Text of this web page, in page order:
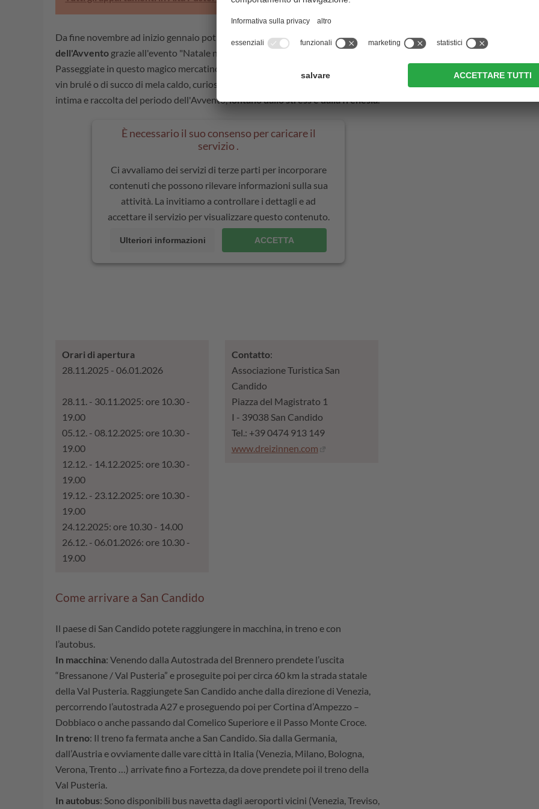
Da fine novembre ad inizio gennaio potrete sentire anche voi il
fascino
dell'Avvento grazie all'evento "Natale nelle Dolomiti" di San Candido.
Passeggiate in questo magico mercatino di Natale con in mano un bicchiere di
vin brulé o di succo di mela caldo, curiosate tra gli stand e godetevi l'atmosfera
intima e raccolta del periodo dell'Avvento,lontano dallo stress e dalla frenesia.
È necessario il suo consenso per caricare il
servizio .
Ci avvaliamo dei servizi di terze parti per incorporare
contenuti che possono rilevare informazioni sulla sua
attività. La invitiamo a controllare i dettagli e ad
accettare il servizio per visualizzare questo contenuto.
Ulteriori informazioni ACCETTA
Orari di apertura
28.11.2025 - 06.01.2026
28.11. - 30.11.2025: ore 10.30 -
19.00
05.12. - 08.12.2025: ore 10.30 -
19.00
12.12. - 14.12.2025: ore 10.30 -
19.00
19.12. - 23.12.2025: ore 10.30 -
19.00
24.12.2025: ore 10.30 - 14.00
26.12. - 06.01.2026: ore 10.30 -
19.00
Contatto:
Associazione Turistica San
Candido
Piazza del Magistrato 1
I - 39038 San Candido
Tel.: +39 0474 913 149
www.dreizinnen.com
Come arrivare a San Candido
Il paese di San Candido potete raggiungere in macchina, in treno e con
l’autobus.
In macchina: Venendo dalla Autostrada del Brennero prendete l’uscita
“Bressanone / Val Pusteria” e proseguite poi per circa 60 km la strada statale
della Val Pusteria. Raggiungete San Candido anche dalla direzione di Venezia,
percorrendo l’autostrada A27 e proseguendo poi per Cortina d’Ampezzo –
Dobbiaco o anche passando dal Comelico Superiore e il Passo Monte Croce.
In treno: Il treno fa fermata anche a San Candido. Sia dalla Germania,
dall’Austria e ovviamente dalle vare città in Italia (Venezia, Milano, Bologna,
Verona, Trento …) arrivate fino a Fortezza, da dove prendete poi il treno della
Val Pusteria.
In autobus: Sono disponibili bus navetta dagli aeroporti vicini (Venezia, Treviso,